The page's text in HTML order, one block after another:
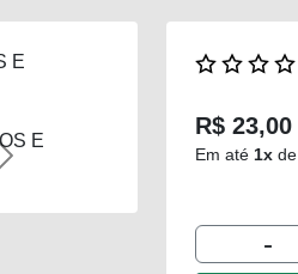
E
R$ 23,00
Em até 1x de
-